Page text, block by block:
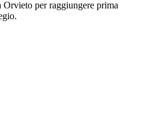
per raggiungere prima